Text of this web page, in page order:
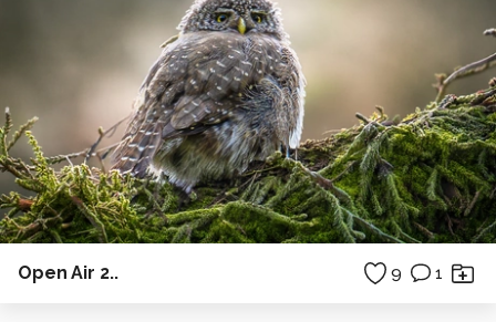
Open Air 2.. 9 1